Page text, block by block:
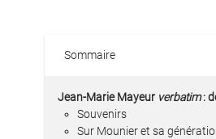
Sommaire
Jean-Marie Mayeur verbatim:
Souvenirs
Sur Mounier et sa